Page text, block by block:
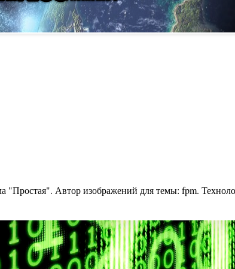
"Простая". Автор изображений для темы: fpm.